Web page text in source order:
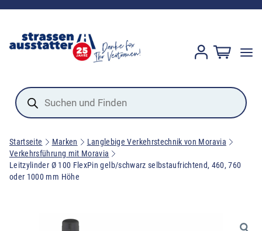
Products
search
Startseite Marken
Langlebige Verkehrstechnik von Moravia
Verkehrsführung mit Moravia
Leitzylinder Ø 100 FlexPin gelb/schwarz selbstaufrichtend, 460, 760
oder 1000 mm Höhe